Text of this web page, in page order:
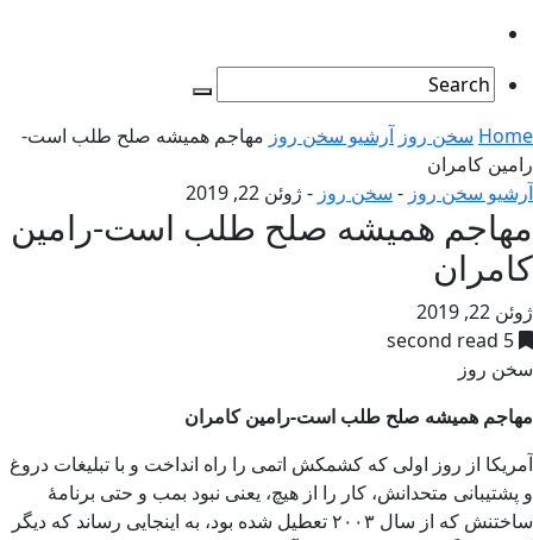
Home سخن روز آرشیو سخن روز مهاجم همیشه صلح طلب است-
رامین کامران
آرشیو سخن روز - سخن روز - ژوئن 22, 2019
مهاجم همیشه صلح طلب است-رامین
کامران
ژوئن 22, 2019
5 second read
سخن روز
مهاجم همیشه صلح طلب است-رامین کامران
آمریکا از روز اولی که کشمکش اتمی را راه انداخت و با تبلیغات دروغ
و پشتیبانی متحدانش، کار را از هیچ، یعنی نبود بمب و حتی برنامۀ
ساختنش که از سال ۲۰۰۳ تعطیل شده بود، به اینجایی رساند که دیگر